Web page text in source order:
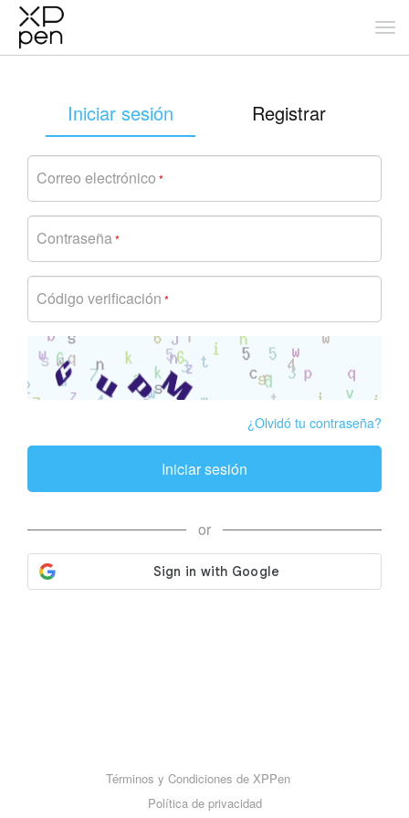
Iniciar sesión Registrar
Correo electrónico *
Contraseña*
Código verificación *
¿Olvidó tu contraseña?
Iniciar sesión
or
Términos y Condiciones de XPPen
Política de privacidad